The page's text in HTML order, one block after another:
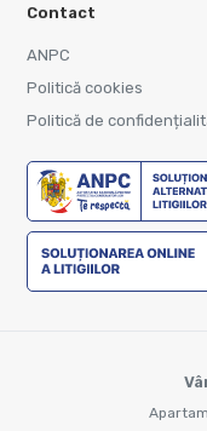
Contact
ANPC
Politică cookies
Politică de